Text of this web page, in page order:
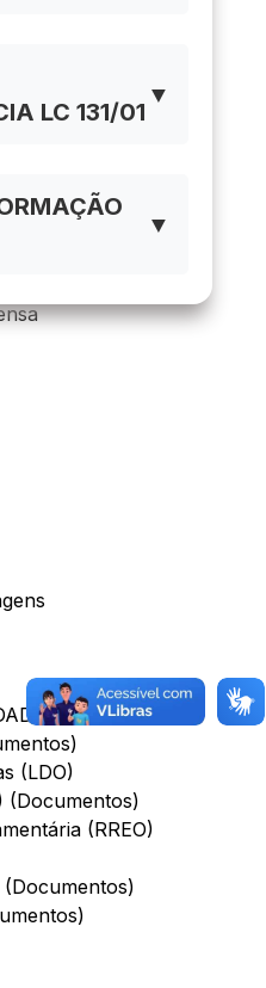
LC 131/01
▼
▼
FISCAL)
(LDO)
(Documentos)
(RREO)
(Documentos)